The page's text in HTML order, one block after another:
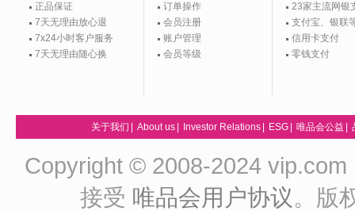
正品保证
7天无理由放心退
7x24小时客户服务
7天无理由随心换
订单操作
会员注册
账户管理
会员等级
23家主流网银
支付宝、银联
信用卡支付
零钱支付
关于我们 About us Investor Relations ESG 唯品会公益
Copyright © 2008-2024
接受 唯品会用户协议。版